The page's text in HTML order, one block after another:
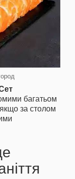
багатьом
за столом